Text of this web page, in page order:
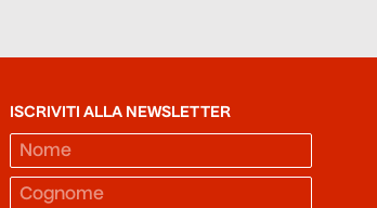
ISCRIVITI ALLA NEWSLETTER